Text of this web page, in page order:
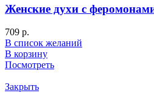
Женские духи с
709 р.
В список желаний
В корзину
Посмотреть
Закрыть